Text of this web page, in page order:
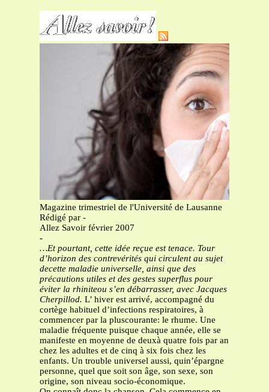
Magazine trimestriel de l'Université de Lausanne
Rédigé par -
Allez Savoir février 2007
-
…Et pourtant, cette idée reçue est tenace. Tour
d’horizon des contrevérités qui circulent au sujet
decette maladie universelle, ainsi que des
précautions utiles et des gestes superflus pour
éviter la rhiniteou s’en débarrasser, avec Jacques
Cherpillod. L’ hiver est arrivé, accompagné du
cortège habituel d’infections respiratoires, à
commencer par la pluscourante: le rhume. Une
maladie fréquente puisque chaque année, elle se
manifeste en moyenne de deuxà quatre fois par an
chez les adultes et de cinq à six fois chez les
enfants. Un trouble universel aussi, quin’épargne
personne, quel que soit son âge, son sexe, son
origine, son niveau socio-économique.